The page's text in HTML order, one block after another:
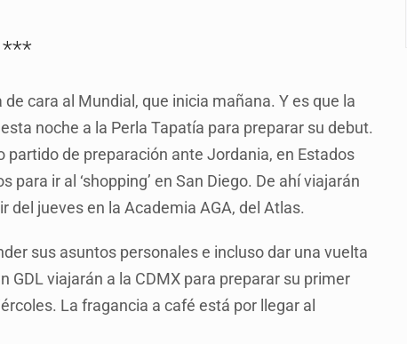
***
cara al Mundial, que inicia mañana. Y es que la
noche a la Perla Tapatía para preparar su debut.
de preparación ante Jordania, en Estados
ir al ‘shopping’ en San Diego. De ahí viajarán
del jueves en la Academia AGA, del Atlas.
sus asuntos personales e incluso dar una vuelta
GDL viajarán a la CDMX para preparar su primer
La fragancia a café está por llegar al